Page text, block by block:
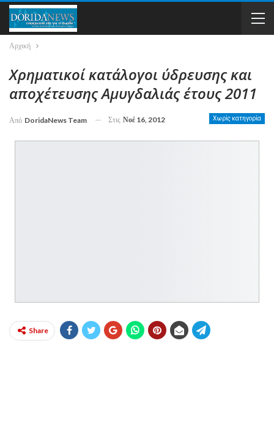
Αρχική
Χρηματικοί κατάλογοι ύδρευσης και
αποχέτευσης Αμυγδαλιάς έτους 2011
Χωρίς κατηγορία
Από DoridaNews Team Στις Νοέ 16, 2012
Share